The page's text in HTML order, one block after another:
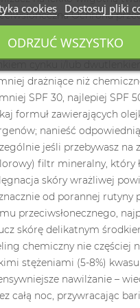
cookies Dostosuj pliki
ODRZUĆ WSZYSTKO